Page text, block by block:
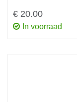
€ 20.00
In voorraad